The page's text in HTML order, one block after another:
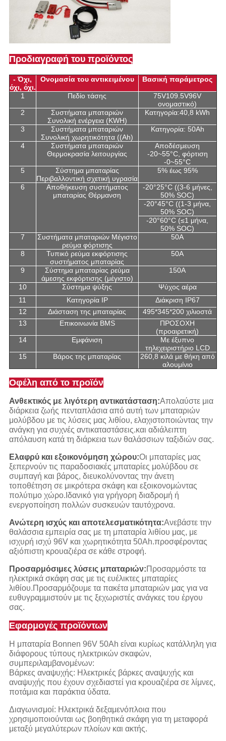
Προδιαγραφή του προϊόντος
- Όχι,
όχι, όχι.
Ονομασία του αντικειμένου Βασική παράμετρος
1 Πεδίο τάσης
75V109.5V96V
ονομαστικό)
2
Συστήματα μπαταριών
Συνολική ενέργεια (KWH)
Κατηγορία:40,8 kWh
3
Συστήματα μπαταριών
Συνολική χωρητικότητα ((Ah)
Κατηγορία: 50Ah
4
Συστήματα μπαταριών
Θερμοκρασία λειτουργίας
Αποδέσμευση
-20~55°C, φόρτιση
-0~55°C
5
Σύστημα μπαταρίας
Περιβαλλοντική σχετική υγρασία
5% έως 95%
6
Αποθήκευση συστήματος
μπαταρίας Θέρμανση
-20°25°C ((3-6 μήνες,
50% SOC)
-20°45°C ((1-3 μήνα,
50% SOC)
-20°60°C (≤1 μήνα,
50% SOC)
7
Συστήματα μπαταριών Μέγιστο
ρεύμα φόρτισης
50Α
8
Τυπικό ρεύμα εκφόρτισης
συστήματος μπαταρίας
50Α
9
Σύστημα μπαταρίας ρεύμα
άμεσης εκφόρτισης (μέγιστο)
150A
10 Σύστημα ψύξης
Ψύχος αέρα
11
Κατηγορία IP
Διάκριση IP67
12
Διάσταση της μπαταρίας
495*345*200 χιλιοστά
13
Επικοινωνία BMS
ΠΡΟΣΟΧΗ
(προαιρετική)
14
Εμφάνιση
Με έξυπνο
τηλεχειριστήριο LCD
15
Βάρος της μπαταρίας
260,8 κιλά με θήκη από
αλουμίνιο
Οφέλη από το προϊόν
Ανθεκτικός με λιγότερη αντικατάσταση:Απολαύστε μια
διάρκεια ζωής πενταπλάσια από αυτή των μπαταριών
μολύβδου με τις λύσεις μας λιθίου, ελαχιστοποιώντας την
ανάγκη για συχνές αντικαταστάσεις.και αδιάλειπτη
απόλαυση κατά τη διάρκεια των θαλάσσιων ταξιδιών σας.
Ελαφρύ και εξοικονόμηση χώρου:Οι μπαταρίες μας
ξεπερνούν τις παραδοσιακές μπαταρίες μολύβδου σε
συμπαγή και βάρος, διευκολύνοντας την άνετη
τοποθέτηση σε μικρότερα σκάφη και εξοικονομώντας
πολύτιμο χώρο.Ιδανικό για γρήγορη διαδρομή ή
ενεργοποίηση πολλών συσκευών ταυτόχρονα.
Ανώτερη ισχύς και αποτελεσματικότητα:Ανεβάστε την
θαλάσσια εμπειρία σας με τη μπαταρία λιθίου μας, με
ισχυρή ισχύ 96V και χωρητικότητα 50Ah.προσφέροντας
αξιόπιστη κρουαζιέρα σε κάθε στροφή.
Προσαρμόσιμες λύσεις μπαταριών:Προσαρμόστε τα
ηλεκτρικά σκάφη σας με τις ευέλικτες μπαταρίες
λιθίου.Προσαρμόζουμε τα πακέτα μπαταριών μας για να
ευθυγραμμιστούν με τις ξεχωριστές ανάγκες του έργου
σας.
Εφαρμογές προϊόντων
Η μπαταρία Bonnen 96V 50Ah είναι κυρίως κατάλληλη για
διάφορους τύπους ηλεκτρικών σκαφών,
συμπεριλαμβανομένων:
Βάρκες αναψυχής: Ηλεκτρικές βάρκες αναψυχής και
αναψυχής που έχουν σχεδιαστεί για κρουαζιέρα σε λίμνες,
ποτάμια και παράκτια ύδατα.
Διαγωνισμοί: Ηλεκτρικά δεξαμενόπλοια που
χρησιμοποιούνται ως βοηθητικά σκάφη για τη μεταφορά
μεταξύ μεγαλύτερων πλοίων και ακτής.